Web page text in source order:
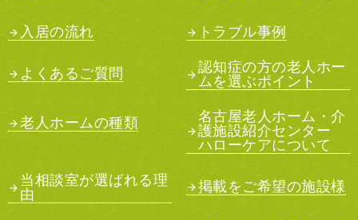
入居の流れ トラブル事例
よくあるご質問
認知症の方の老人ホー
ムを選ぶポイント
老人ホームの種類
名古屋老人ホーム・介
護施設紹介センター
ハローケアについて
当相談室が選ばれる理
由
掲載をご希望の施設様